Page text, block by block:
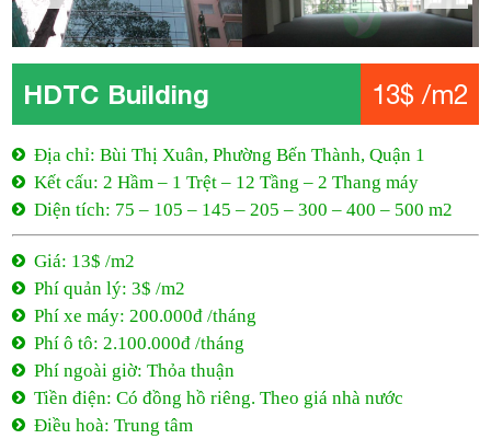
Kết cấu: 2 Hầm – 1 Trệt – 12 Tầng – 2 Thang máy
Diện tích: 75 – 105 – 145 – 205 – 300 – 400 – 500 m2
Giá: 13$ /m2
Phí xe máy: 200.000đ /tháng
Phí ô tô: 2.100.000đ /tháng
Phí ngoài giờ: Thỏa thuận
Điều hoà: Trung tâm
Đặt cọc: 3 tháng
Thanh toán: Theo quý
Thời gian thuê: Tối thiểu 2 năm